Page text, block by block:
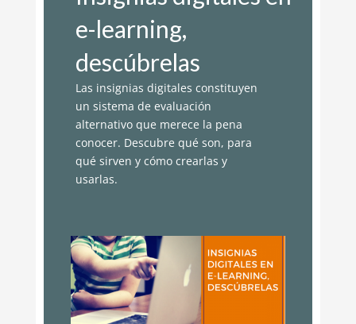
e-learning,
descúbrelas
Las insignias digitales constituyen
un sistema de evaluación
alternativo que merece la pena
conocer. Descubre qué son, para
qué sirven y cómo crearlas y
usarlas.